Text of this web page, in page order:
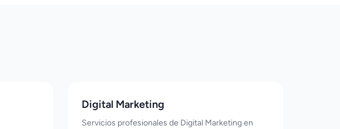
Digital Marketing
Servicios profesionales de Digital Marketing en